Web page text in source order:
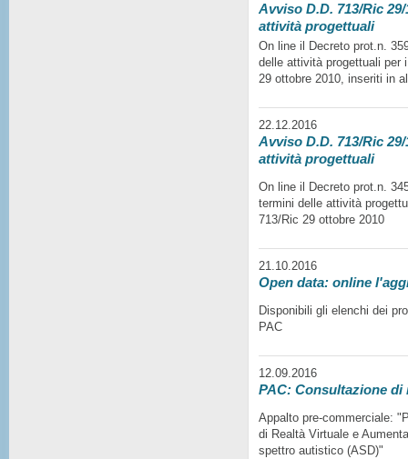
Avviso D.D. 713/Ric
attività progettuali
On line il Decreto prot.n.
delle attività progettuali per
29 ottobre 2010, inseriti in
22.12.2016
Avviso D.D. 713/Ric
attività progettuali
On line il Decreto prot.n.
termini delle attività
713/Ric 29 ottobre 2010
21.10.2016
Open data: online
Disponibili gli elenchi dei
PAC
12.09.2016
PAC: Consultazione di
Appalto pre-commerciale:
di Realtà Virtuale e
spettro autistico (ASD)"